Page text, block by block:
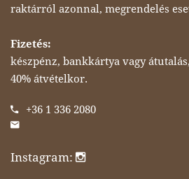
raktárról azonnal, megrendelés
Fizetés:
készpénz, bankkártya vagy
40% átvételkor.
+36 1 336 2080
Instagram: